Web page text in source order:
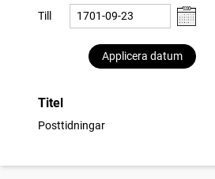
Till
Applicera datum
Titel
Posttidningar
träffar